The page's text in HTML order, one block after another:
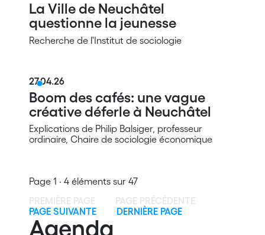
La Ville de Neuchâtel
questionne la jeunesse
Recherche de l'Institut de sociologie
27.04.26
Boom des cafés: une vague
créative déferle à Neuchâtel
Explications de Philip Balsiger, professeur
ordinaire, Chaire de sociologie économique
Page 1 · 4 éléments sur 47
PAGE SUIVANTE
DERNIÈRE PAGE
Agenda